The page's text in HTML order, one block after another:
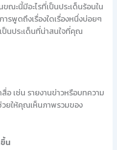
ณะนี้มีอะไรที่เป็นประเด็นร้อนใน
รพูดถึงเรื่องใดเรื่องหนึ่งบ่อยๆ
นประเด็นที่น่าสนใจที่คุณ
อ เช่น รายงานข่าวหรือบทความ
ยให้คุณเห็นภาพรวมของ
น